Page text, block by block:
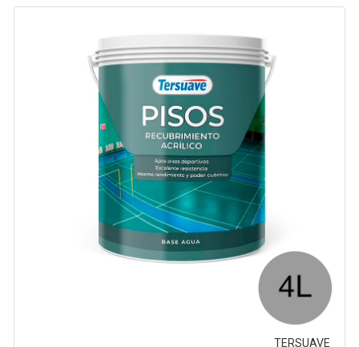
TERSUAVE